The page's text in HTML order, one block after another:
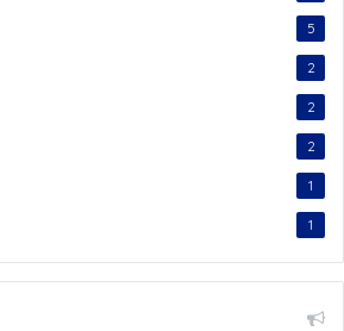
5
2
2
2
1
1